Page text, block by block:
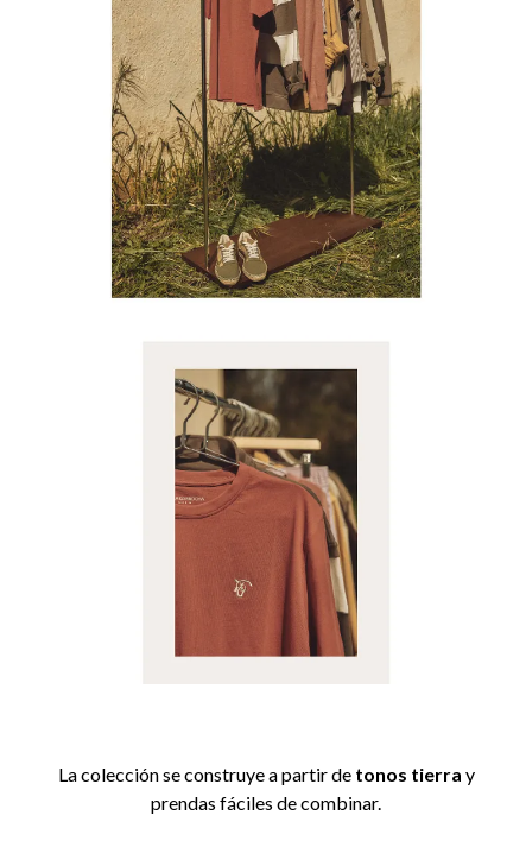
La colección se construye a partir de tonos tierra y
prendas fáciles de combinar.